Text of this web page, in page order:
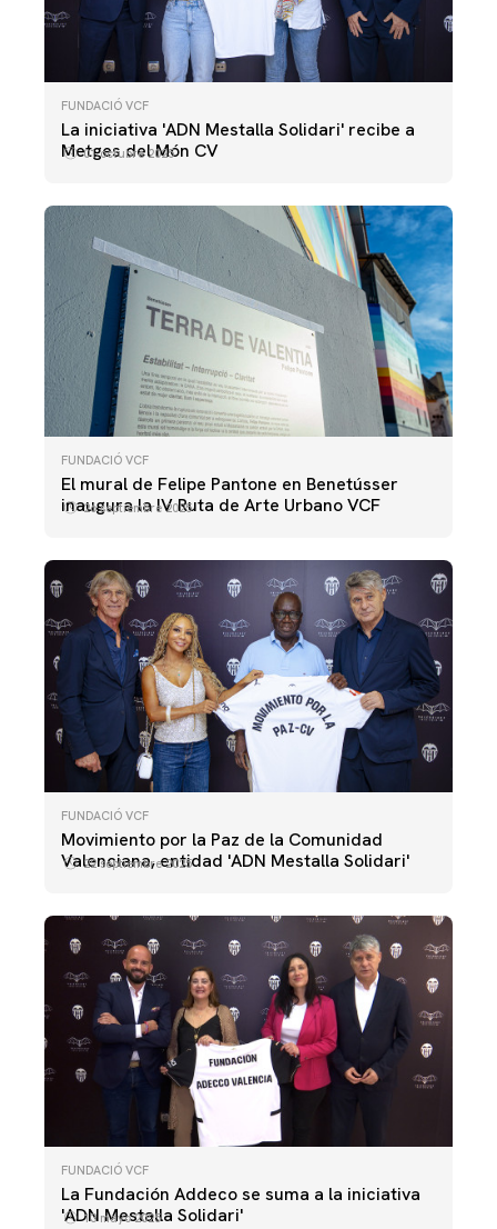
FUNDACIÓ VCF
La iniciativa 'ADN Mestalla Solidari' recibe a
Metges del Món CV
01 octubre 2025
FUNDACIÓ VCF
El mural de Felipe Pantone en Benetússer
inaugura la IV Ruta de Arte Urbano VCF
26 septiembre 2025
FUNDACIÓ VCF
Movimiento por la Paz de la Comunidad
Valenciana, entidad 'ADN Mestalla Solidari'
22 septiembre 2025
FUNDACIÓ VCF
La Fundación Addeco se suma a la iniciativa
'ADN Mestalla Solidari'
13 mayo 2025